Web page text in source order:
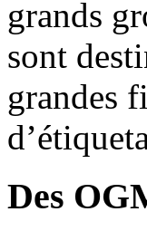
grands
sont
grandes
Des